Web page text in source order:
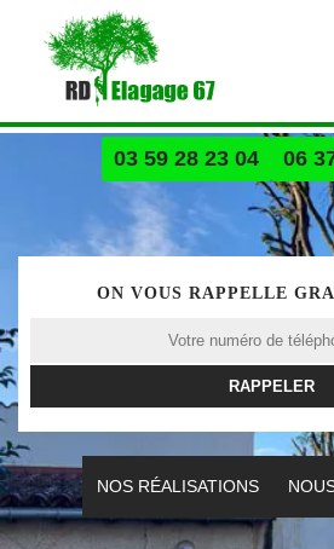
03 59 28 23 04 06
ON VOUS RAPPELLE
NOS RÉALISATIONS